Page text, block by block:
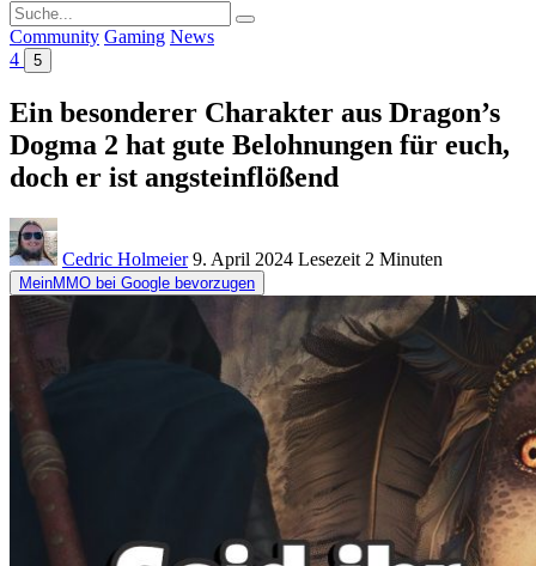
Suche
nach:
Community Gaming News
4
5
Ein besonderer Charakter aus Dragon’s
Dogma 2 hat gute Belohnungen für euch,
doch er ist angsteinflößend
Cedric Holmeier 9. April 2024 Lesezeit 2 Minuten
MeinMMO bei Google bevorzugen